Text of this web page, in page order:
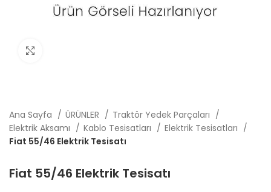
Ana Sayfa ÜRÜNLER
Traktör Yedek Parçaları
Elektrik Aksamı
Kablo Tesisatları
Elektrik Tesisatları
Fiat 55/46 Elektrik Tesisatı
Fiat 55/46 Elektrik Tesisatı